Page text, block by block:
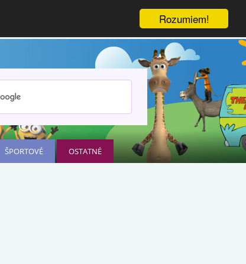
Rozumiem!
ŠPORTOVÉ OSTATNÉ